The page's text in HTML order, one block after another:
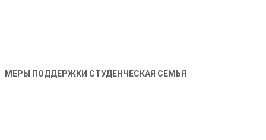
МЕРЫ ПОДДЕРЖКИ СТУДЕНЧЕСКАЯ СЕМЬЯ